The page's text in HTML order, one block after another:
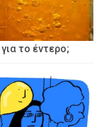
το έντερο;